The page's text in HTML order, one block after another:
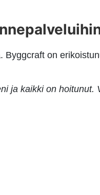
on
ja kaikki on hoitunut.